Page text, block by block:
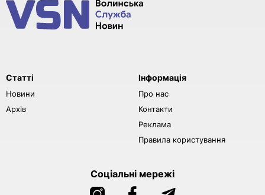
Статті
Новини
Архів
Інформація
Про нас
Контакти
Реклама
Правила користування
Соціальні мережі